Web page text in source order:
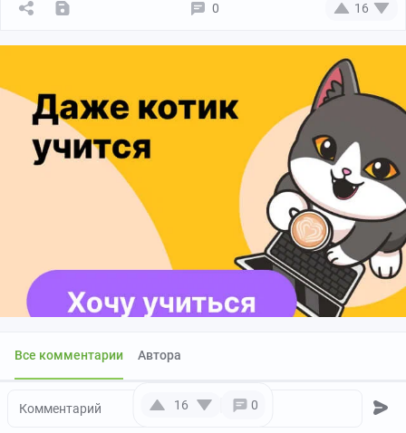
0 16
16 0
Все комментарии Автора